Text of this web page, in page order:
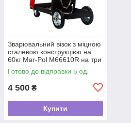
Зварювальний візок з міцною
сталевою конструкцією на
60кг Mar-Pol M66610R на три
полиці
Готово до відправки 5 од.
4 500 ₴
Купити